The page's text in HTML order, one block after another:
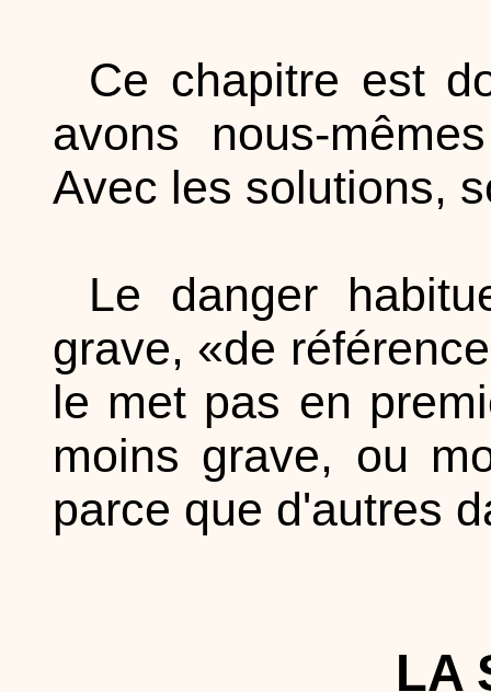
Ce chapitre est
avons nous-
Avec les solutions,
Le danger
grave, «de
le met pas en
moins grave, ou
parce que d'autres
LA